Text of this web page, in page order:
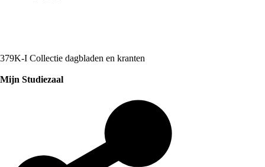
379K-I Collectie dagbladen en kranten
Mijn Studiezaal